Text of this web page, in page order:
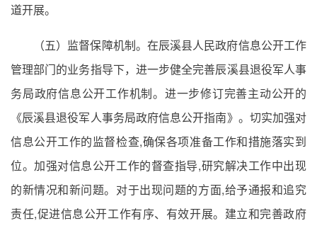
道开展。
（五）监督保障机制。在辰溪县人民政府信息公开工作
管理部门的业务指导下，进一步健全完善辰溪县退役军人事
务局政府信息公开工作机制。进一步修订完善主动公开的
《辰溪县退役军人事务局政府信息公开指南》。切实加强对
信息公开工作的监督检查,确保各项准备工作和措施落实到
位。加强对信息公开工作的督查指导,研究解决工作中出现
的新情况和新问题。对于出现问题的方面,给予通报和追究
责任,促进信息公开工作有序、有效开展。建立和完善政府